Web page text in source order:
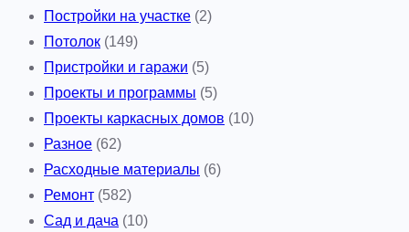
Постройки на участке (2)
Потолок (149)
Пристройки и гаражи (5)
Проекты и программы (5)
Проекты каркасных домов (10)
Разное (62)
Расходные материалы (6)
Ремонт (582)
Сад и дача (10)